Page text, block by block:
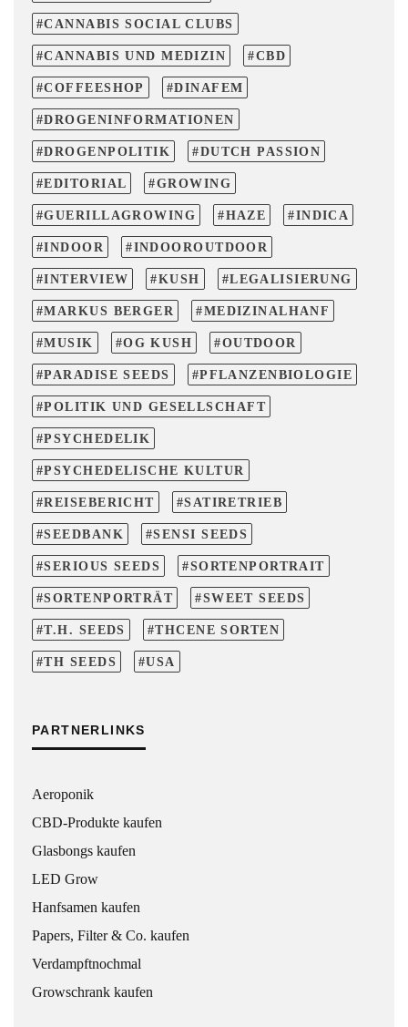
CANNABIS SOCIAL CLUBS
CANNABIS UND MEDIZIN CBD
COFFEESHOP DINAFEM
DROGENINFORMATIONEN
DROGENPOLITIK DUTCH PASSION
EDITORIAL GROWING
GUERILLAGROWING HAZE INDICA
INDOOR INDOOROUTDOOR
INTERVIEW KUSH LEGALISIERUNG
MARKUS BERGER MEDIZINALHANF
MUSIK OG KUSH OUTDOOR
PARADISE SEEDS PFLANZENBIOLOGIE
POLITIK UND GESELLSCHAFT
PSYCHEDELIK
PSYCHEDELISCHE KULTUR
REISEBERICHT SATIRETRIEB
SEEDBANK SENSI SEEDS
SERIOUS SEEDS SORTENPORTRAIT
SORTENPORTRÄT SWEET SEEDS
T.H. SEEDS THCENE SORTEN
TH SEEDS USA
PARTNERLINKS
Aeroponik
CBD-Produkte kaufen
Glasbongs kaufen
LED Grow
Hanfsamen kaufen
Papers, Filter & Co. kaufen
Verdampftnochmal
Growschrank kaufen